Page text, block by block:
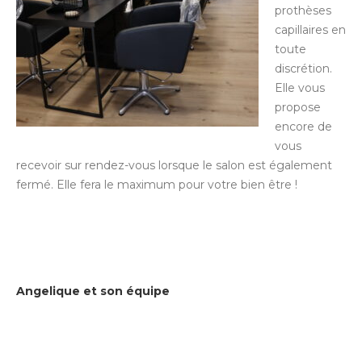
prothèses
capillaires en
toute
discrétion.
Elle vous
propose
encore de
vous
recevoir sur rendez-vous lorsque le salon est également
fermé. Elle fera le maximum pour votre bien être !
Angelique et son équipe